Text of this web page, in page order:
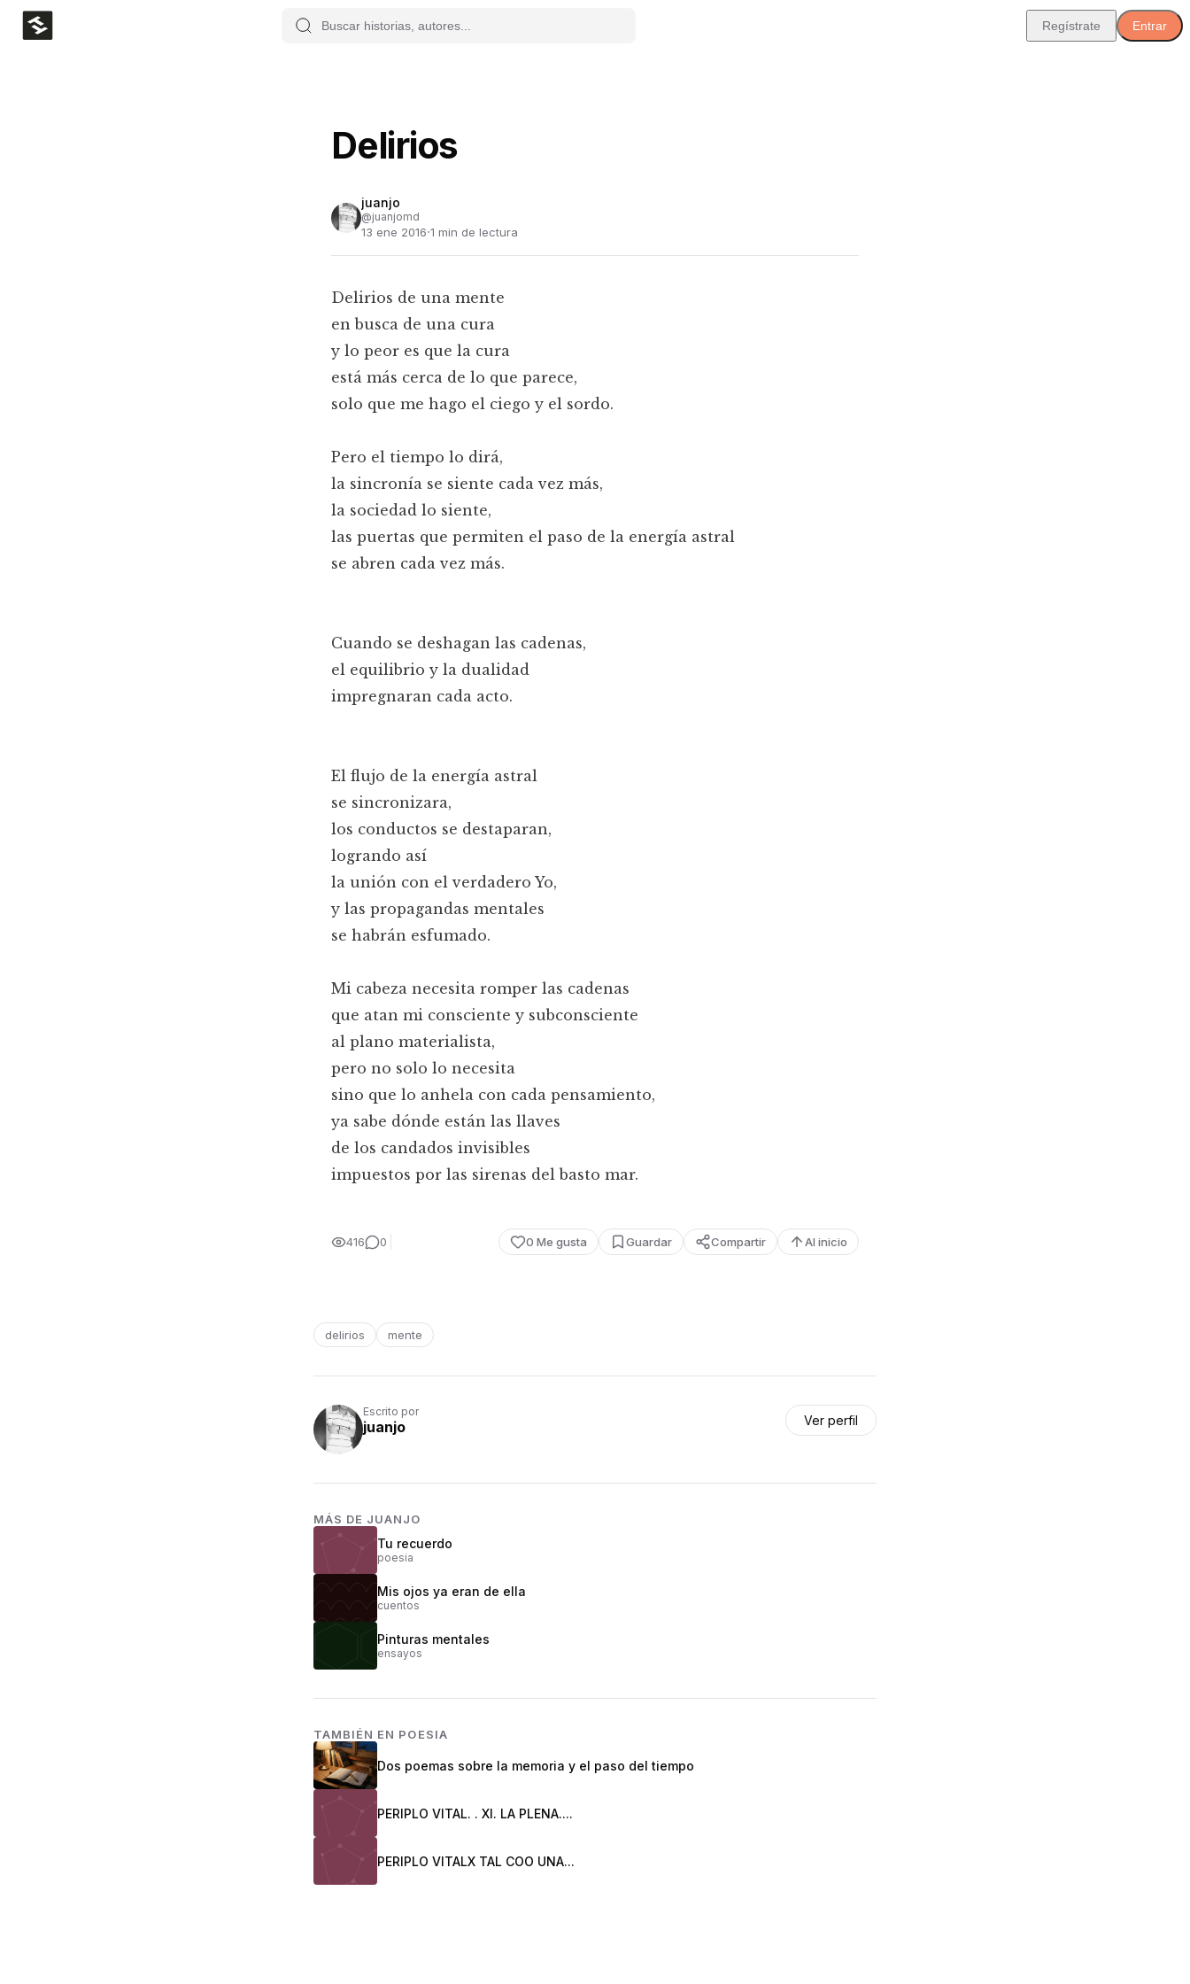
Regístrate Entrar
Delirios
juanjo
@juanjomd
13 ene 2016·1 min de lectura
Delirios de una mente
en busca de una cura
y lo peor es que la cura
está más cerca de lo que parece,
solo que me hago el ciego y el sordo.
Pero el tiempo lo dirá,
la sincronía se siente cada vez más,
la sociedad lo siente,
las puertas que permiten el paso de la energía astral
se abren cada vez más.
Cuando se deshagan las cadenas,
el equilibrio y la dualidad
impregnaran cada acto.
El flujo de la energía astral
se sincronizara,
los conductos se destaparan,
logrando así
la unión con el verdadero Yo,
y las propagandas mentales
se habrán esfumado.
Mi cabeza necesita romper las cadenas
que atan mi consciente y subconsciente
al plano materialista,
pero no solo lo necesita
sino que lo anhela con cada pensamiento,
ya sabe dónde están las llaves
de los candados invisibles
impuestos por las sirenas del basto mar.
416 0 0 Me gusta Guardar Compartir Al inicio
delirios mente
Escrito por
juanjo Ver perfil
MÁS DE JUANJO
Tu recuerdo
poesia
Mis ojos ya eran de ella
cuentos
Pinturas mentales
ensayos
TAMBIÉN EN POESIA
Dos poemas sobre la memoria y el paso del tiempo
PERIPLO VITAL. . XI. LA PLENA....
PERIPLO VITALX TAL COO UNA...